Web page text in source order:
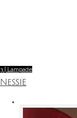
3 | Lampade
Nessie